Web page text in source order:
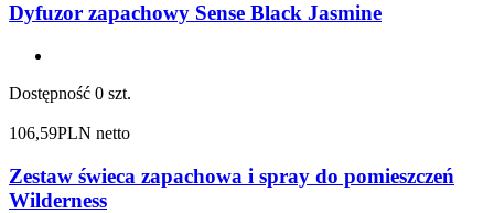
Dyfuzor zapachowy Sense Black Jasmine
Dostępność 0 szt.
106,59PLN netto
Zestaw świeca zapachowa i spray do pomieszczeń
Wilderness